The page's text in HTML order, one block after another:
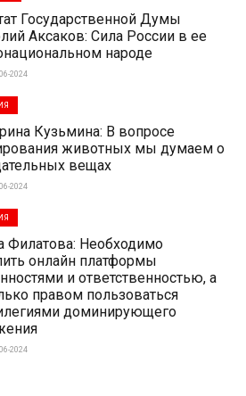
Государственной Думы
Аксаков: Сила России в ее
народе
2024
Кузьмина: В вопросе
животных мы думаем о
вещах
2024
Филатова: Необходимо
онлайн платформы
и ответственностью, а
правом пользоваться
доминирующего
2024